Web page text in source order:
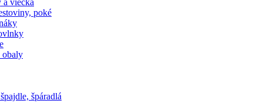
viečka
poké
špáradlá